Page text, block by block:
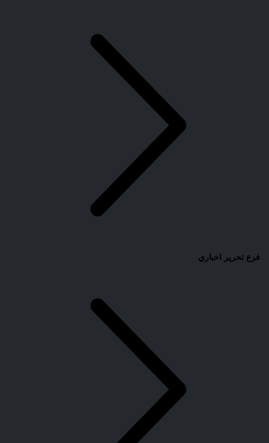
فرع تحرير اخباري